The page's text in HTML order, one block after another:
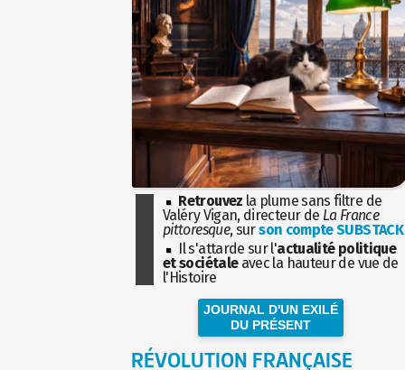
Retrouvez la plume sans filtre de
Valéry Vigan, directeur de La France
pittoresque, surson compte SUBSTACK
Il s'attarde sur l'actualité politique
et sociétaleavec la hauteur de vue de
l'Histoire
JOURNAL D'UN EXILÉ
DU PRÉSENT
RÉVOLUTION FRANÇAISE